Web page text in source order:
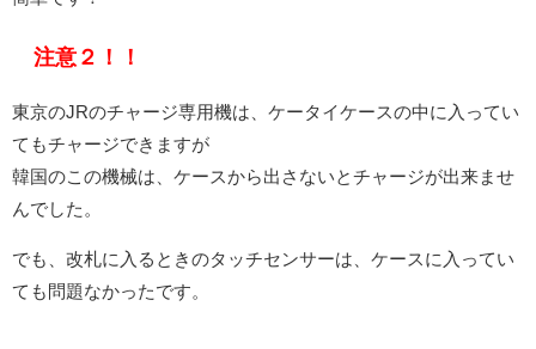
注意２！！
東京のJRのチャージ専用機は、ケータイケースの中に入ってい
てもチャージできますが
韓国のこの機械は、ケースから出さないとチャージが出来ませ
んでした。
でも、改札に入るときのタッチセンサーは、ケースに入ってい
ても問題なかったです。